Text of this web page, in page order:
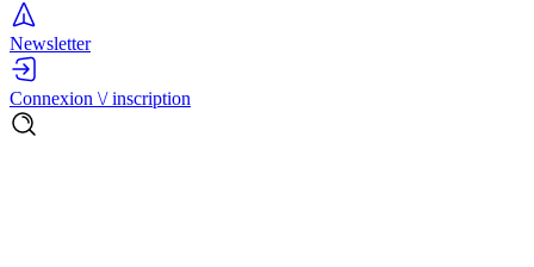
Newsletter
Connexion \/ inscription